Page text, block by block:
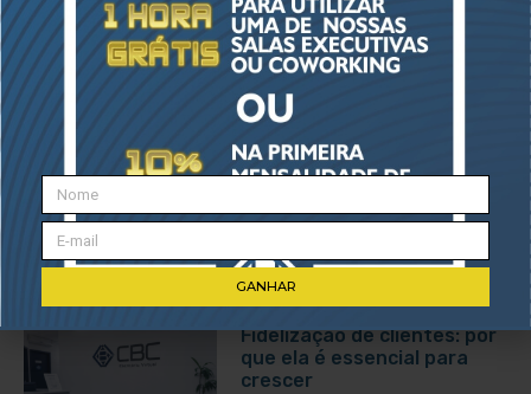
Posts Recentes
Fidelização de clientes: por
que ela é essencial para
crescer
GANHAR